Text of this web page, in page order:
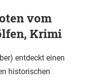
vom
Krimi
entdeckt einen
historischen